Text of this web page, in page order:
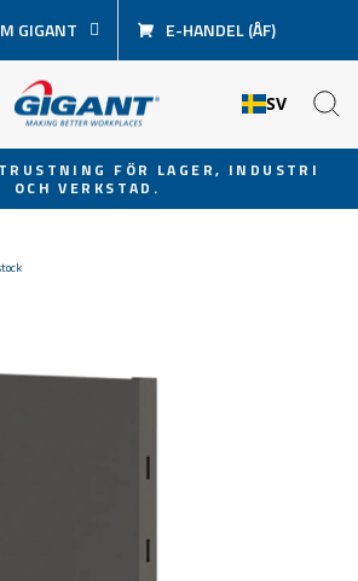
GIGANT E-HANDEL (ÅF)
SV
Pausa
FÖR LAGER, INDUSTRI
OCH VERKSTAD.